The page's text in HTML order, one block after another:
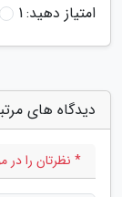
امتیاز دهید:1
دیدگاه های
* نظرتان را در